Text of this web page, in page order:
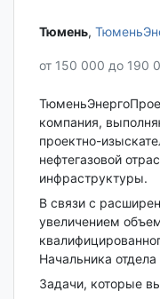
Тюмень‎,
от 150 000 до 190
компания,
проектно-
нефтегазовой
инфраструктуры.
В связи с
увеличением
Начальника
Задачи, которые